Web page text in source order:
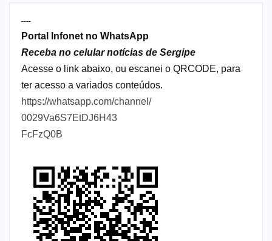
----
Portal Infonet no WhatsApp
Receba no celular notícias de Sergipe
Acesse o link abaixo, ou escanei o QRCODE, para
ter acesso a variados conteúdos.
https://whatsapp.com/channel/
0029Va6S7EtDJ6H43
FcFzQ0B